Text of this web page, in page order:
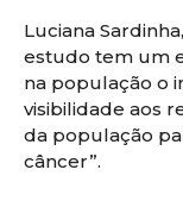
Luciana
estudo tem um
na população o
visibilidade aos
da população
câncer”.